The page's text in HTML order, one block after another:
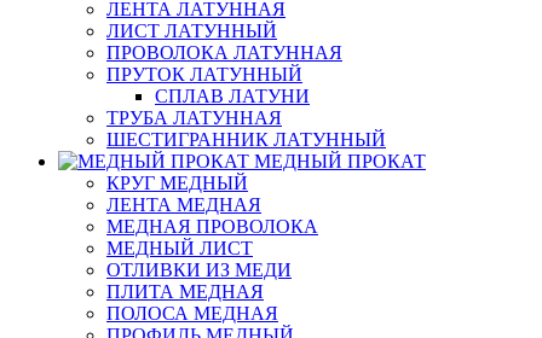
ЛЕНТА ЛАТУННАЯ
ЛИСТ ЛАТУННЫЙ
ПРОВОЛОКА ЛАТУННАЯ
ПРУТОК ЛАТУННЫЙ
СПЛАВ ЛАТУНИ
ТРУБА ЛАТУННАЯ
ШЕСТИГРАННИК ЛАТУННЫЙ
МЕДНЫЙ ПРОКАТ
КРУГ МЕДНЫЙ
ЛЕНТА МЕДНАЯ
МЕДНАЯ ПРОВОЛОКА
МЕДНЫЙ ЛИСТ
ОТЛИВКИ ИЗ МЕДИ
ПЛИТА МЕДНАЯ
ПОЛОСА МЕДНАЯ